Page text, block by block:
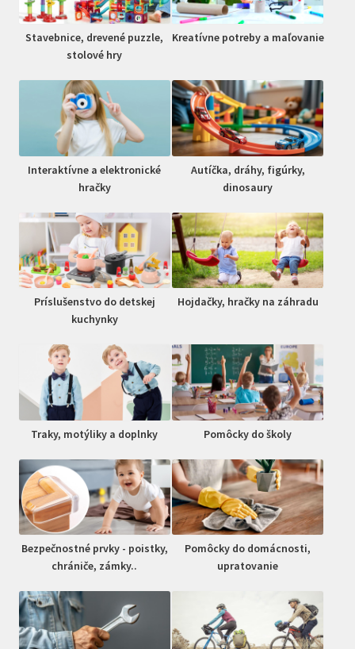
Stavebnice, drevené puzzle,
stolové hry
Kreatívne potreby a maľovanie
Interaktívne a elektronické
hračky
Autíčka, dráhy, figúrky,
dinosaury
Príslušenstvo do detskej
kuchynky
Hojdačky, hračky na záhradu
Traky, motýliky a doplnky Pomôcky do školy
Bezpečnostné prvky - poistky,
chrániče, zámky..
Pomôcky do domácnosti,
upratovanie